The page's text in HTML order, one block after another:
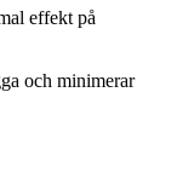
effekt på
och minimerar